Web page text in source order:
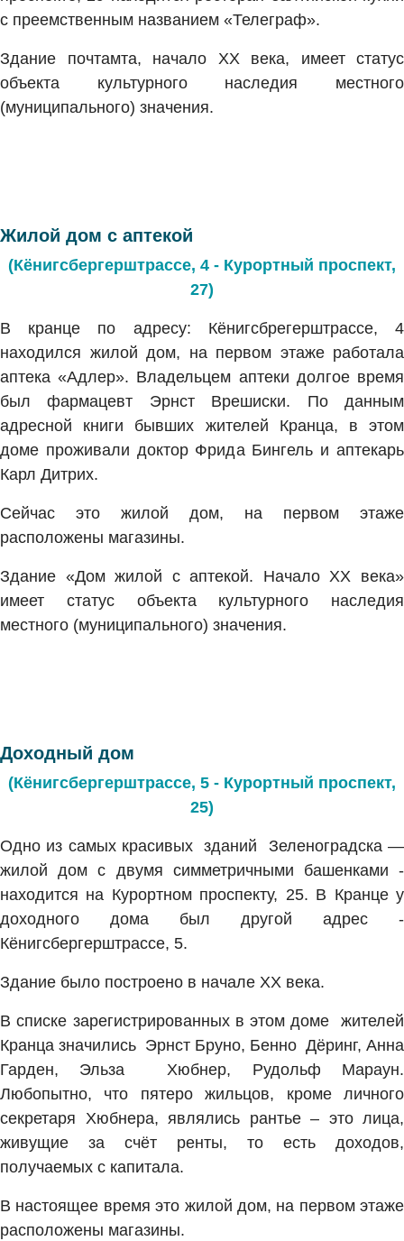
с преемственным названием «Телеграф».
Здание почтамта, начало XX века, имеет статус
объекта культурного наследия местного
(муниципального) значения.
Жилой дом с аптекой
(Кёнигсбергерштрассе, 4 - Курортный проспект,
27)
В кранце по адресу: Кёнигсбрегерштрассе, 4
находился жилой дом, на первом этаже работала
аптека «Адлер». Владельцем аптеки долгое время
был фармацевт Эрнст Врешиски. По данным
адресной книги бывших жителей Кранца, в этом
доме проживали доктор Фрида Бингель и аптекарь
Карл Дитрих.
Сейчас это жилой дом, на первом этаже
расположены магазины.
Здание «Дом жилой с аптекой. Начало XX века»
имеет статус объекта культурного наследия
местного (муниципального) значения.
Доходный дом
(Кёнигсбергерштрассе, 5 - Курортный проспект,
25)
Одно из самых красивых зданий Зеленоградска —
жилой дом с двумя симметричными башенками -
находится на Курортном проспекту, 25. В Кранце у
доходного дома был другой адрес -
Кёнигсбергерштрассе, 5.
Здание было построено в начале XX века.
В списке зарегистрированных в этом доме жителей
Кранца значились Эрнст Бруно, Бенно Дёринг, Анна
Гарден, Эльза Хюбнер, Рудольф Мараун.
Любопытно, что пятеро жильцов, кроме личного
секретаря Хюбнера, являлись рантье – это лица,
живущие за счёт ренты, то есть доходов,
получаемых с капитала.
В настоящее время это жилой дом, на первом этаже
расположены магазины.